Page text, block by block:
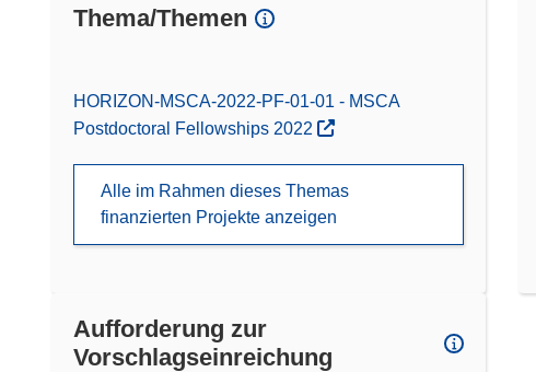
Thema/Themen
HORIZON-MSCA-2022-PF-01-01 - MSCA
Postdoctoral Fellowships 2022
Alle im Rahmen dieses Themas
finanzierten Projekte anzeigen
Aufforderung zur
Vorschlagseinreichung